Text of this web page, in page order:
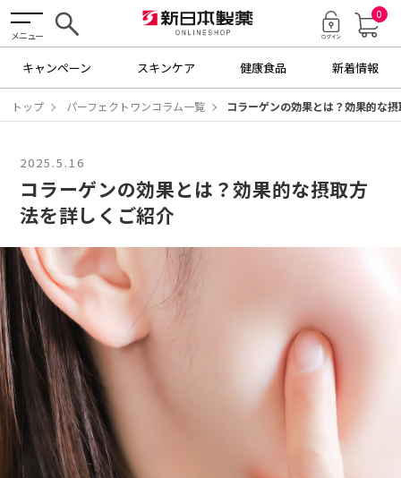
メニュー
0
キャンペーン スキンケア 健康食品 新着情報
トップ パーフェクトワンコラム一覧 コラーゲンの効果とは？効果的な
2025.5.16
コラーゲンの効果とは？効果的な摂取方
法を詳しくご紹介